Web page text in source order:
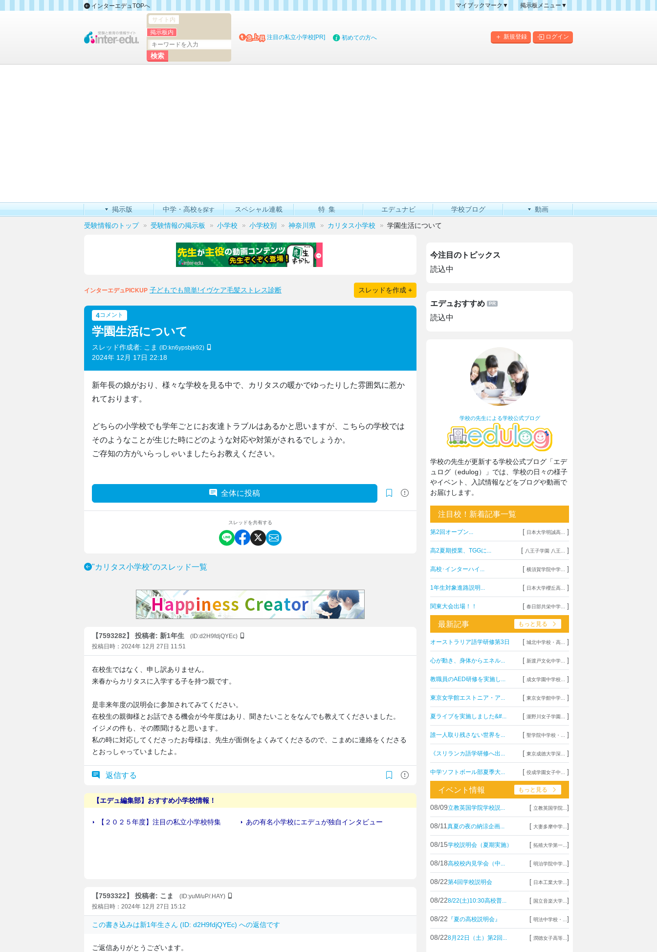
インターエデュTOPへ
マイブックマーク▼
掲示板メニュー▼
掲示板マップ
新規登録 ログイン
サイト内
掲示板内
注目の私立小学校[PR] 初めての方へ
掲示版 中学・高校を探す スペシャル連載 特集 エデュナビ 学校ブログ 動画
受験情報のトップ 受験情報の掲示板 小学校 小学校別 神奈川県 カリタス小学校 学園生活について
インターエデュPICKUP 子どもでも簡単!イヴケア毛髪ストレス診断 スレッドを作成 +
4コメント
学園生活について
スレッド作成者: こま (ID:kn6ypsbjk92)
2024年 12月 17日 22:18
新年長の娘がおり、様々な学校を見る中で、カリタスの暖かでゆったりした雰囲気に惹か
れております。
どちらの小学校でも学年ごとにお友達トラブルはあるかと思いますが、こちらの学校では
そのようなことが生じた時にどのような対応や対策がされるでしょうか。
ご存知の方がいらっしゃいましたらお教えください。
全体に投稿
スレッドを共有する
"カリタス小学校"のスレッド一覧
【7593282】 投稿者: 新1年生
(ID:d2H9fdjQYEc)
投稿日時：2024年 12月 27日 11:51
在校生ではなく、申し訳ありません。
来春からカリタスに入学する子を持つ親です。
是非来年度の説明会に参加されてみてください。
在校生の親御様とお話できる機会が今年度はあり、聞きたいことをなんでも教えてくださいました。
イジメの件も、その際聞けると思います。
私の時に対応してくださったお母様は、先生が面倒をよくみてくださるので、こまめに連絡をくださる
とおっしゃっていましたよ。
返信する
【7593322】 投稿者: こま
(ID:yuM/uP/.HAY)
投稿日時：2024年 12月 27日 15:12
この書き込みは新1年生さん (ID: d2H9fdjQYEc) への返信です
ご返信ありがとうございます。
今注目のトピックス
読込中
エデュおすすめ
読込中
学校の先生による学校公式ブログ
学校の先生が更新する学校公式ブログ「エデ
ュログ（edulog）」では、学校の日々の様子
やイベント、入試情報などをブログや動画で
お届けします。
注目校！新着記事一覧
第2回オープン... [ 日本大学明誠高... ]
高2夏期授業、TGGに... [ 八王子学園 八王... ]
高校･インターハイ... [ 横須賀学院中学... ]
1年生対象進路説明... [ 日本大学櫻丘高... ]
関東大会出場！！ [ 春日部共栄中学... ]
最新記事 もっと見る
オーストラリア語学研修第3日 [ 城北中学校・高... ]
心が動き、身体からエネル... [ 新渡戸文化中学... ]
教職員のAED研修を実施し... [ 成女学園中学校... ]
東京女学館エストニア・ア... [ 東京女学館中学... ]
夏ライブを実施しました&#... [ 瀧野川女子学園... ]
誰一人取り残さない世界を... [ 聖学院中学校・... ]
《スリランカ語学研修へ出... [ 東京成徳大学深... ]
中学ソフトボール部夏季大... [ 佼成学園女子中... ]
イベント情報 もっと見る
08/09立教英国学院学校説... [ 立教英国学院... ]
08/11 真夏の夜の納涼企画... [ 大妻多摩中学... ]
08/15学校説明会（夏期実施） [ 拓殖大学第一... ]
08/18高校校内見学会（中... [ 明治学院中学... ]
08/22第4回学校説明会 [ 日本工業大学... ]
08/228/22(土)10:30高校普... [ 国立音楽大学... ]
08/22 『夏の高校説明会』 [ 明法中学校・... ]
08/228月22日（土）第2回... [ 潤徳女子高等... ]